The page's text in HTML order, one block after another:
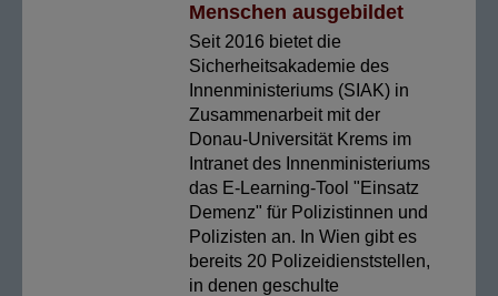
Menschen ausgebildet
Seit 2016 bietet die
Sicherheitsakademie des
Innenministeriums (SIAK) in
Zusammenarbeit mit der
Donau-Universität Krems im
Intranet des Innenministeriums
das E-Learning-Tool "Einsatz
Demenz" für Polizistinnen und
Polizisten an. In Wien gibt es
bereits 20 Polizeidienststellen,
in denen geschulte